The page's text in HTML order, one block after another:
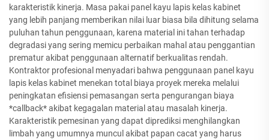
karakteristik kinerja. Masa pakai panel kayu lapis kelas kabinet
yang lebih panjang memberikan nilai luar biasa bila dihitung selama
puluhan tahun penggunaan, karena material ini tahan terhadap
degradasi yang sering memicu perbaikan mahal atau penggantian
prematur akibat penggunaan alternatif berkualitas rendah.
Kontraktor profesional menyadari bahwa penggunaan panel kayu
lapis kelas kabinet menekan total biaya proyek mereka melalui
peningkatan efisiensi pemasangan serta pengurangan biaya
*callback* akibat kegagalan material atau masalah kinerja.
Karakteristik pemesinan yang dapat diprediksi menghilangkan
limbah yang umumnya muncul akibat papan cacat yang harus